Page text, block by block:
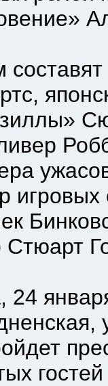
игровых
Стюарт
января